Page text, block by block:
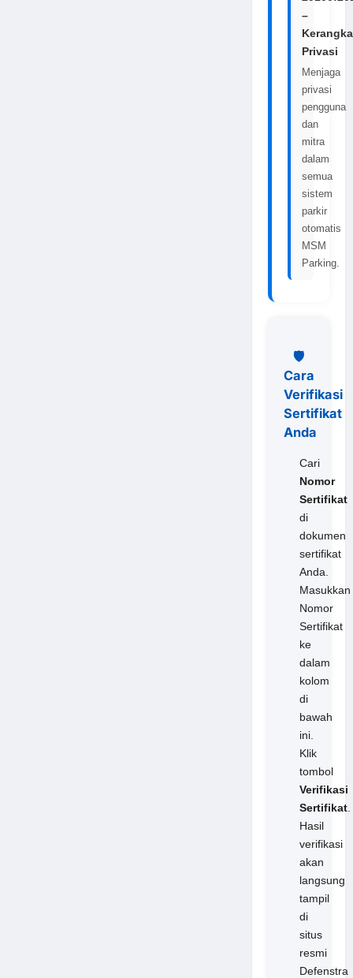
–
Kerangka
Privasi
Menjaga
privasi
pengguna
dan
mitra
dalam
semua
sistem
parkir
otomatis
MSM
Parking.
🛡️
Cara
Verifikasi
Sertifikat
Anda
Cari
Nomor
Sertifikat
di
dokumen
sertifikat
Anda.
Masukkan
Nomor
Sertifikat
ke
dalam
kolom
di
bawah
ini.
Klik
tombol
Verifikasi
Sertifikat.
Hasil
verifikasi
akan
langsung
tampil
di
situs
resmi
Defenstra